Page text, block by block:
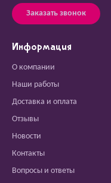
Заказать звонок
Информация
О компании
Наши работы
Доставка и оплата
Отзывы
Новости
Контакты
Вопросы и ответы